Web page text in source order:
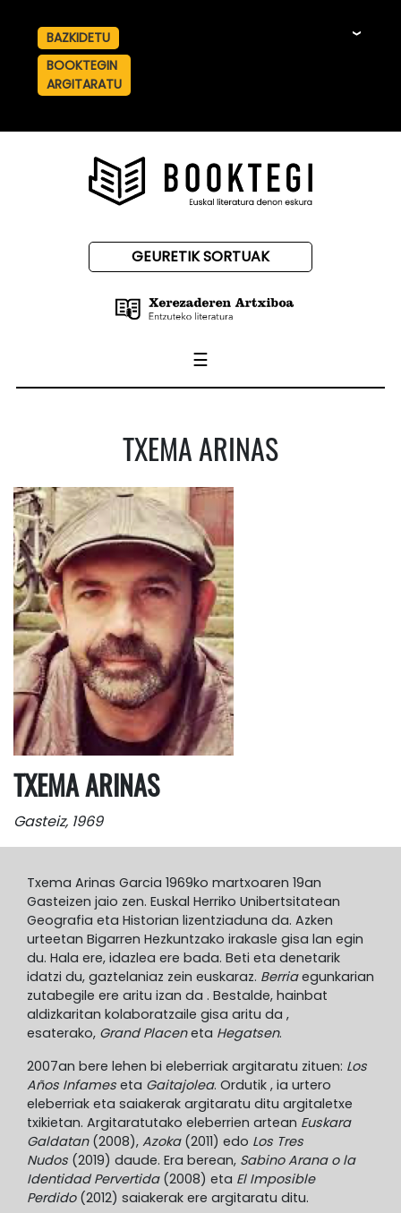
BAZKIDETU
BOOKTEGIN
ARGITARATU
GEURETIK SORTUAK
☰
TXEMA ARINAS
TXEMA ARINAS
Gasteiz, 1969
Txema Arinas Garcia 1969ko martxoaren 19an
Gasteizen jaio zen. Euskal Herriko Unibertsitatean
Geografia eta Historian lizentziaduna da. Azken
urteetan Bigarren Hezkuntzako irakasle gisa lan egin
du. Hala ere, idazlea ere bada. Beti eta denetarik
idatzi du, gaztelaniaz zein euskaraz. Berriaegunkarian
zutabegile ere aritu izan da . Bestalde, hainbat
aldizkaritan kolaboratzaile gisa aritu da ,
esaterako, Grand Placeneta Hegatsen.
2007an bere lehen bi eleberriak argitaratu zituen: Los
Años Infames eta Gaitajolea. Ordutik , ia urtero
eleberriak eta saiakerak argitaratu ditu argitaletxe
txikietan. Argitaratutako eleberrien artean Euskara
Galdatan(2008), Azoka(2011) edo Los Tres
Nudos (2019) daude. Era berean, Sabino Arana o la
Identidad Pervertida(2008) eta El Imposible
Perdido(2012) saiakerak ere argitaratu ditu.